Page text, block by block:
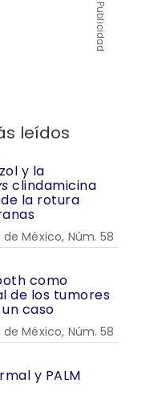
Publicidad
leídos
y la
clindamicina
la rotura
México, Núm. 58
como
de los tumores
caso
México, Núm. 58
y PALM